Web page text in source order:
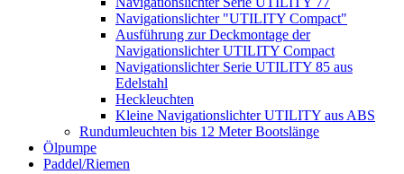
Navigationslichter "UTILITY Compact"
Ausführung zur Deckmontage der
Navigationslichter UTILITY Compact
Navigationslichter Serie UTILITY 85 aus
Edelstahl
Heckleuchten
Kleine Navigationslichter UTILITY aus ABS
Rundumleuchten bis 12 Meter Bootslänge
Ölpumpe
Paddel/Riemen